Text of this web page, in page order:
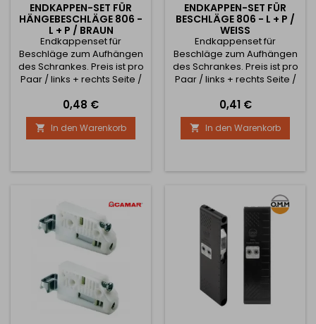
ENDKAPPEN-SET FÜR
HÄNGEBESCHLÄGE 806 -
L + P / BRAUN
Endkappenset für
Beschläge zum Aufhängen
des Schrankes. Preis ist pro
Paar / links + rechts Seite /
Preis
0,48 €
 In den Warenkorb
ENDKAPPEN-SET FÜR
BESCHLÄGE 806 - L + P /
WEISS
Endkappenset für
Beschläge zum Aufhängen
des Schrankes. Preis ist pro
Paar / links + rechts Seite /
Preis
0,41 €
 In den Warenkorb